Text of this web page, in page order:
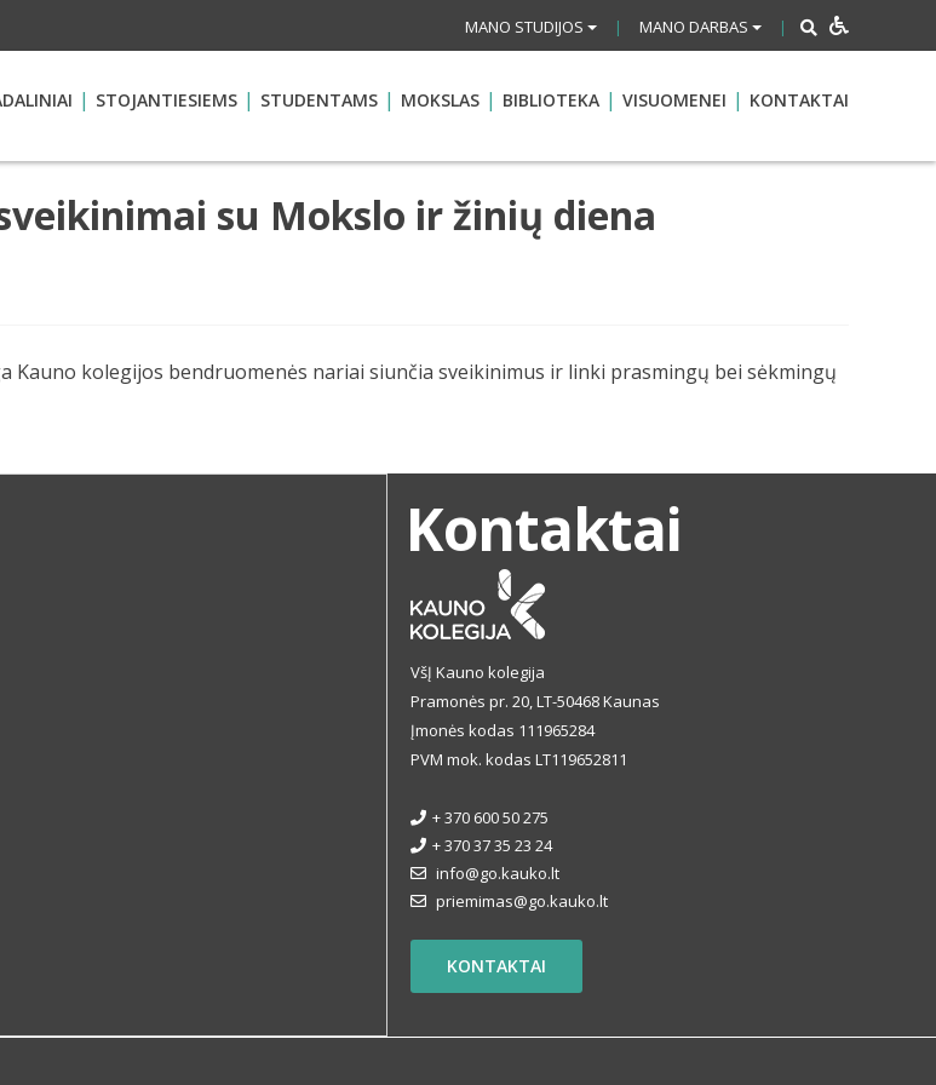
MANO STUDIJOS | MANO DARBAS |
STOJANTIESIEMS STUDENTAMS MOKSLAS BIBLIOTEKA VISUOMENEI KONTAKTAI
su Mokslo ir žinių diena
Kauno kolegijos bendruomenės nariai siunčia sveikinimus ir linki prasmingų bei sėkmingų
Kontaktai
VšĮ Kauno kolegija
Pramonės pr. 20, LT-50468 Kaunas
Įmonės kodas 111965284
PVM mok. kodas LT119652811
+ 370 600 50 275
+ 370 37 35 23 24
info@go.kauko.lt
priemimas@go.kauko.lt
KONTAKTAI